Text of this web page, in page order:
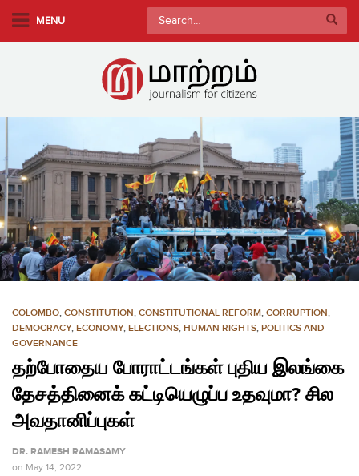
i
n
o
n
t
MENU
Search
for:
COLOMBO, CONSTITUTION, CONSTITUTIONAL REFORM, CORRUPTION,
DEMOCRACY, ECONOMY, ELECTIONS, HUMAN RIGHTS, POLITICS AND
GOVERNANCE
தற்போதைய போராட்டங்கள் புதிய இலங்கை
தேசத்தினைக் கட்டியெழுப்ப உதவுமா? சில
அவதானிப்புகள்
DR. RAMESH RAMASAMY
on May 14, 2022